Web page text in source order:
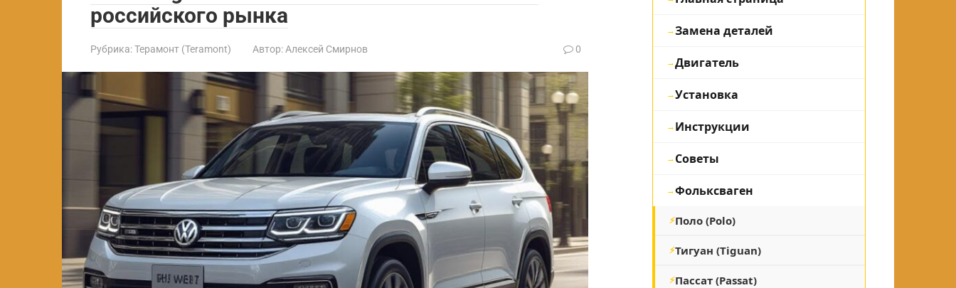
российского рынка
Рубрика:Терамонт (Teramont) Автор: Алексей Смирнов 0
Замена деталей
Двигатель
Установка
Инструкции
Советы
Фольксваген
Поло (Polo)
Тигуан (Tiguan)
Пассат (Passat)